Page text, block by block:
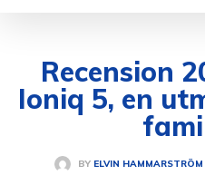
Recension
Ioniq 5, en
BY ELVIN HAMMARSTRÖM